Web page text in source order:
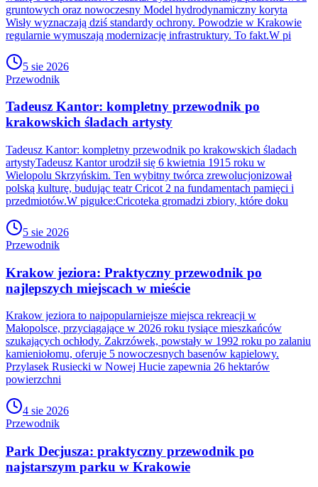
gruntowych oraz nowoczesny Model hydrodynamiczny koryta
Wisły wyznaczają dziś standardy ochrony. Powodzie w Krakowie
regularnie wymuszają modernizację infrastruktury. To fakt.W pi
5 sie 2026
Przewodnik
Tadeusz Kantor: kompletny przewodnik po
krakowskich śladach artysty
Tadeusz Kantor: kompletny przewodnik po krakowskich śladach
artystyTadeusz Kantor urodził się 6 kwietnia 1915 roku w
Wielopolu Skrzyńskim. Ten wybitny twórca zrewolucjonizował
polską kulturę, budując teatr Cricot 2 na fundamentach pamięci i
przedmiotów.W pigułce:Cricoteka gromadzi zbiory, które doku
5 sie 2026
Przewodnik
Krakow jeziora: Praktyczny przewodnik po
najlepszych miejscach w mieście
Krakow jeziora to najpopularniejsze miejsca rekreacji w
Małopolsce, przyciągające w 2026 roku tysiące mieszkańców
szukających ochłody. Zakrzówek, powstały w 1992 roku po zalaniu
kamieniołomu, oferuje 5 nowoczesnych basenów kąpielowy.
Przylasek Rusiecki w Nowej Hucie zapewnia 26 hektarów
powierzchni
4 sie 2026
Przewodnik
Park Decjusza: praktyczny przewodnik po
najstarszym parku w Krakowie